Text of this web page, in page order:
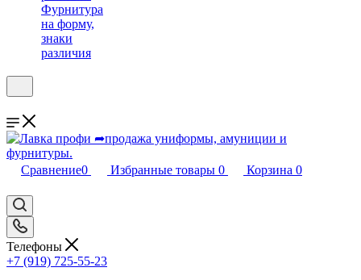
Фурнитура
на форму,
знаки
различия
Сравнение0 Избранные товары 0 Корзина 0
Телефоны
+7 (919) 725-55-23